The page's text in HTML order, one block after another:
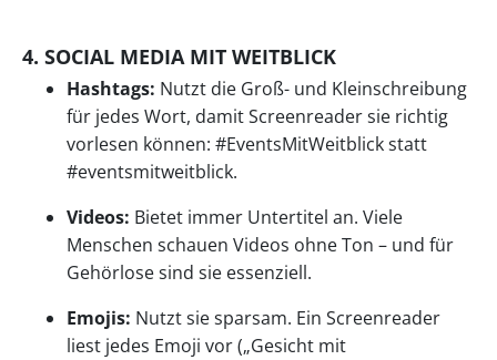
4. SOCIAL MEDIA MIT WEITBLICK
Hashtags: Nutzt die Groß- und Kleinschreibung
für jedes Wort, damit Screenreader sie richtig
vorlesen können: #EventsMitWeitblick statt
#eventsmitweitblick.
Videos: Bietet immer Untertitel an. Viele
Menschen schauen Videos ohne Ton – und für
Gehörlose sind sie essenziell.
Emojis: Nutzt sie sparsam. Ein Screenreader
liest jedes Emoji vor („Gesicht mit